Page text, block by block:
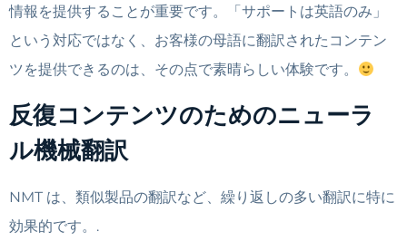
情報を提供することが重要です。「サポートは英語のみ」
という対応ではなく、お客様の母語に翻訳されたコンテン
ツを提供できるのは、その点で素晴​​らしい体験です。
反復コンテンツのためのニューラ
ル機械翻訳
NMT は、類似製品の翻訳など、繰り返しの多い翻訳に特に
効果的です。.